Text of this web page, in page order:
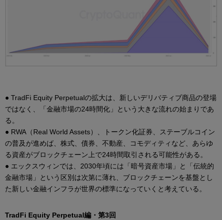
● TradFi Equity Perpetualの拡大は、新しいデリバティブ商品の登場
ではなく、「金融市場の24時間化」という大きな流れの始まりであ
る。
● RWA（Real World Assets）、トークン化証券、ステーブルコイン
の普及が進めば、株式、債券、不動産、コモディティなど、あらゆ
る資産がブロックチェーン上で24時間取引される可能性がある。
● エックスウィンでは、2030年頃には「暗号資産市場」と「伝統的
金融市場」という区別は次第に薄れ、ブロックチェーンを基盤とし
た新しい金融インフラが世界の標準になっていくと考えている。
TradFi Equity Perpetual編・第3回